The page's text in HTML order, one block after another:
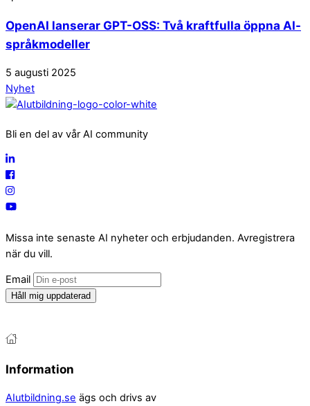
OpenAI lanserar GPT-OSS: Två kraftfulla öppna AI-
språkmodeller
5 augusti 2025
Nyhet
Bli en del av vår AI community
Missa inte senaste AI nyheter och erbjudanden. Avregistrera
när du vill.
Email
Håll mig uppdaterad
Information
AIutbildning.se ägs och drivs av